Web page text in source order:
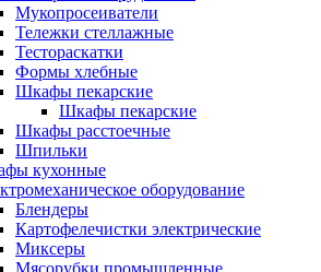
Мукопросеиватели
Тележки стеллажные
Тестораскатки
Формы хлебные
Шкафы пекарские
Шкафы пекарские
Шкафы расстоечные
Шпильки
кухонные
оборудование
Блендеры
Картофелечистки электрические
Миксеры
Мясорубки промышленные